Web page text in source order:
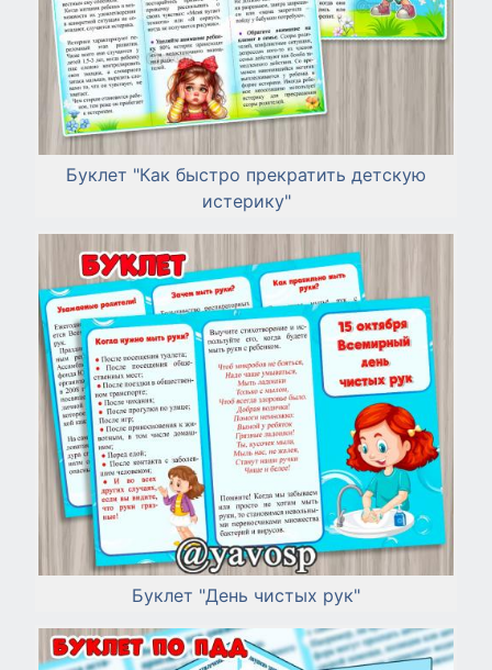
Буклет "Как быстро прекратить детскую
истерику"
Буклет "День чистых рук"